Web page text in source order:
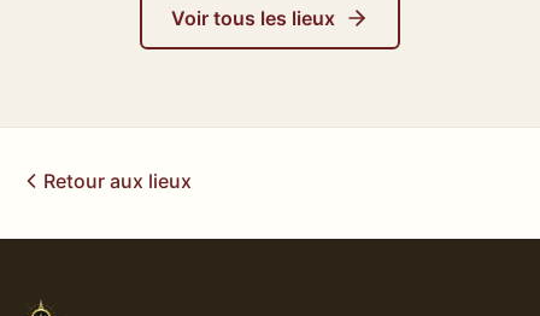
Voir tous les lieux
Retour aux lieux